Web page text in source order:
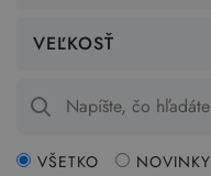
VEĽKOSŤ
VŠETKO NOVINKY